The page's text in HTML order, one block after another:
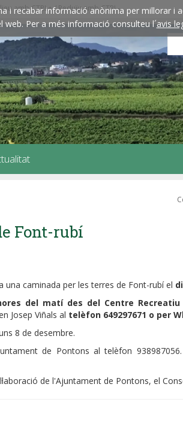
recabar informació anònima per millorar i
Per a més informació consulteu l´avis
amb CTRL+ / Reduïu amb CTRL-
Font-rubí
una caminada per les terres de Font-rubí el
del matí des del Centre Recreatiu
Josep Viñals al telèfon 649297671 o per
8 de desembre.
de Pontons al telèfon 938987056.
de l'Ajuntament de Pontons, el